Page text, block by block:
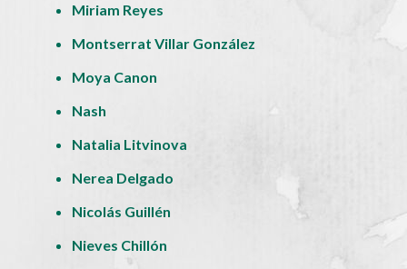
Miriam Reyes
Montserrat Villar González
Moya Canon
Nash
Natalia Litvinova
Nerea Delgado
Nicolás Guillén
Nieves Chillón